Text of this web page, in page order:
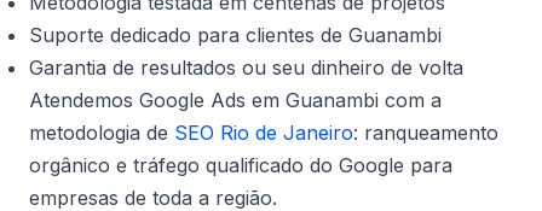
Suporte dedicado para clientes de Guanambi
Garantia de resultados ou seu dinheiro de volta
Atendemos Google Ads em Guanambi com a
metodologia de SEO Rio de Janeiro: ranqueamento
orgânico e tráfego qualificado do Google para
empresas de toda a região.